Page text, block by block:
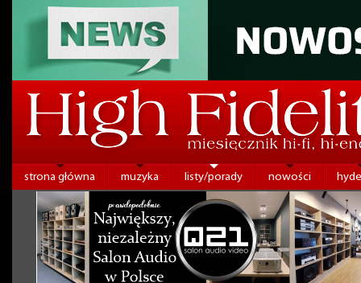
strona główna muzyka listy/porady nowości